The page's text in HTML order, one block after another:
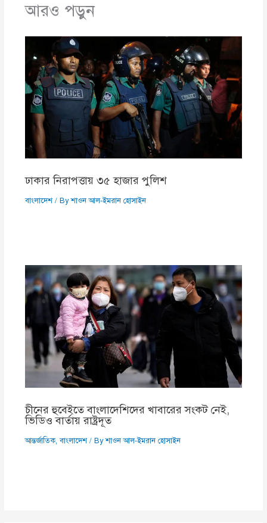
আরও পড়ুন
ঢাকার নিরাপত্তায় ৩৫ হাজার পুলিশ
বাংলাদেশ/ Byশাওন আল-ইমরান হোসাইন
চীনের হুবেইতে বাংলাদেশিদের খাবারের সংকট নেই,
ভিডিও বার্তায় রাষ্ট্রদূত
আন্তর্জাতিক,বাংলাদেশ/ Byশাওন আল-ইমরান হোসাইন